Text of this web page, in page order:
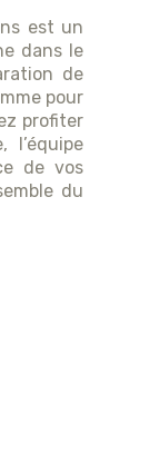
est un
dans le
de
pour
profiter
l’équipe
de vos
du